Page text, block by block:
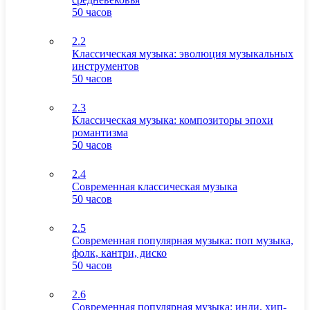
50 часов
2.2
Классическая музыка: эволюция музыкальных
инструментов
50 часов
2.3
Классическая музыка: композиторы эпохи
романтизма
50 часов
2.4
Современная классическая музыка
50 часов
2.5
Современная популярная музыка: поп музыка,
фолк, кантри, диско
50 часов
2.6
Современная популярная музыка: инди, хип-